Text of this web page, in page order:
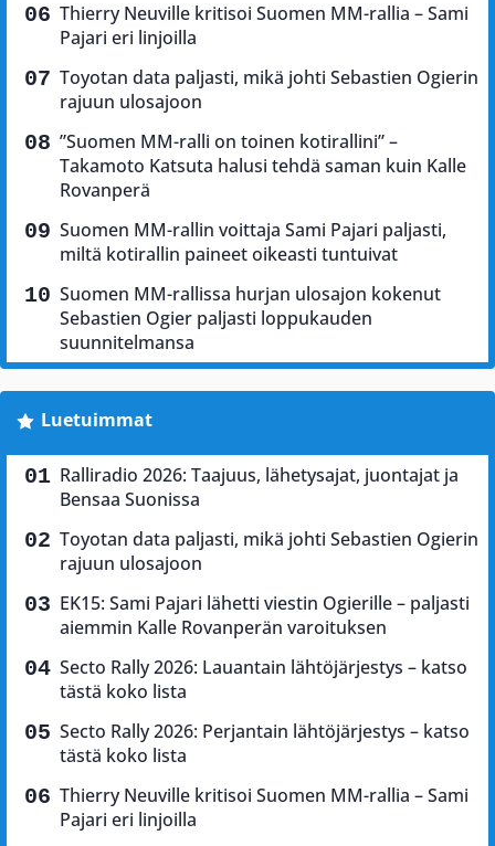
Thierry Neuville kritisoi Suomen MM-rallia – Sami
Pajari eri linjoilla
Toyotan data paljasti, mikä johti Sebastien Ogierin
rajuun ulosajoon
”Suomen MM-ralli on toinen kotirallini” –
Takamoto Katsuta halusi tehdä saman kuin Kalle
Rovanperä
Suomen MM-rallin voittaja Sami Pajari paljasti,
miltä kotirallin paineet oikeasti tuntuivat
Suomen MM-rallissa hurjan ulosajon kokenut
Sebastien Ogier paljasti loppukauden
suunnitelmansa
Luetuimmat
Ralliradio 2026: Taajuus, lähetysajat, juontajat ja
Bensaa Suonissa
Toyotan data paljasti, mikä johti Sebastien Ogierin
rajuun ulosajoon
EK15: Sami Pajari lähetti viestin Ogierille – paljasti
aiemmin Kalle Rovanperän varoituksen
Secto Rally 2026: Lauantain lähtöjärjestys – katso
tästä koko lista
Secto Rally 2026: Perjantain lähtöjärjestys – katso
tästä koko lista
Thierry Neuville kritisoi Suomen MM-rallia – Sami
Pajari eri linjoilla